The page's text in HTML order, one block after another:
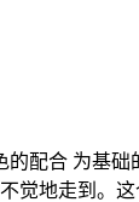
配合 为基
觉地走到。